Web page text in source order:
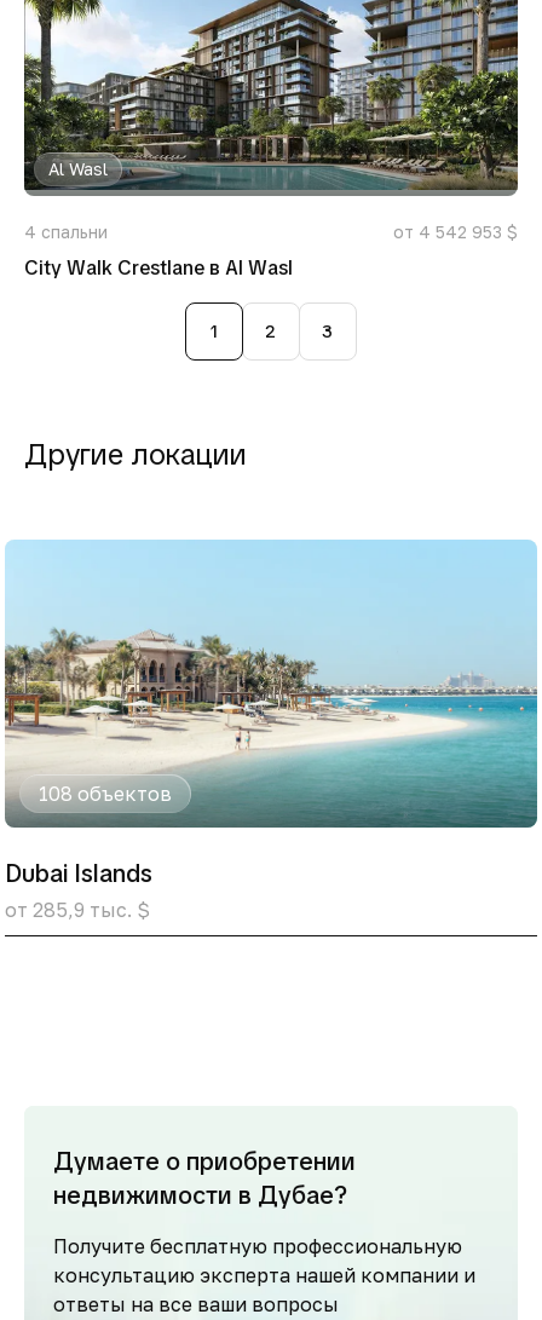
Al Wasl
4 спальни от 4 542 953 $
City Walk Crestlane в Al Wasl
1 2 3
Другие локации
108 объектов
Dubai Islands
от 285,9 тыс. $
Думаете о приобретении
недвижимости в Дубае?
Получите бесплатную профессиональную
консультацию эксперта нашей компании и
ответы на все ваши вопросы